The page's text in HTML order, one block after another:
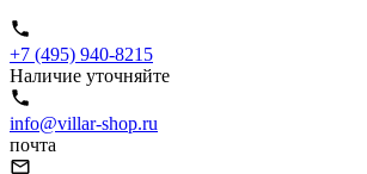
+7 (495) 940-8215
Наличие уточняйте
info@villar-shop.ru
почта